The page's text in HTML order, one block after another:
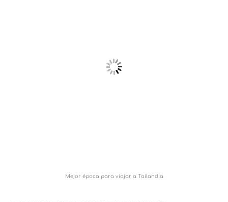
Mejor época para viajar a Tailandia